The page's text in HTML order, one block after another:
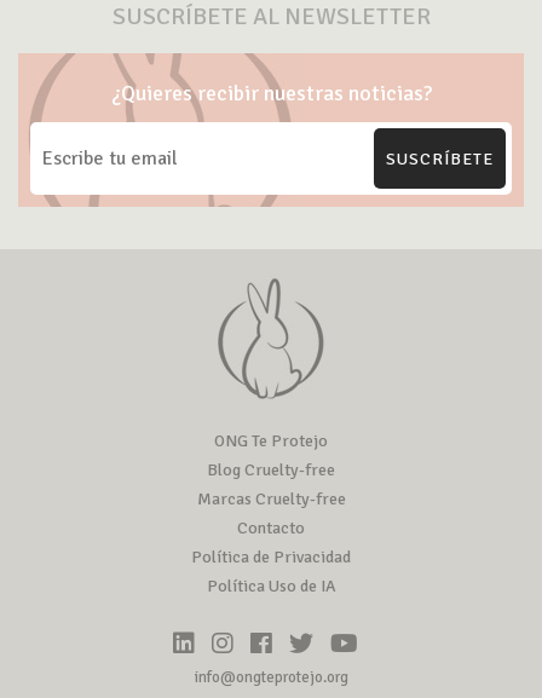
SUSCRÍBETE AL NEWSLETTER
¿Quieres recibir nuestras noticias?
SUSCRÍBETE
ONG Te Protejo
Blog Cruelty-free
Marcas Cruelty-free
Contacto
Política de Privacidad
Política Uso de IA
info@ongteprotejo.org